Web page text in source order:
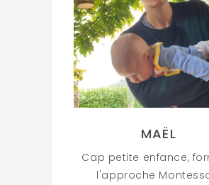
MAËL
Cap petite enfance,
l'approche